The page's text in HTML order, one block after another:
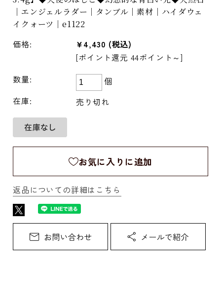
｜エンジェルラダー｜タンブル｜素材｜ハイダウェ
イクォーツ｜e1122
価格: ¥4,430 (税込)
[ポイント還元 44ポイント～]
数量:
個
在庫:
売り切れ
お気に入りに追加
返品についての詳細はこちら